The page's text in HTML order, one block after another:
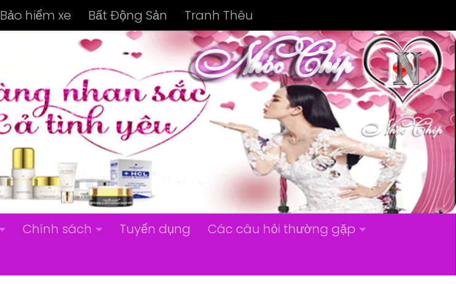
Bảo hiểm xe Bất Động Sản Tranh Thêu
Chính sách Tuyển dụng
Các câu hỏi thường gặp